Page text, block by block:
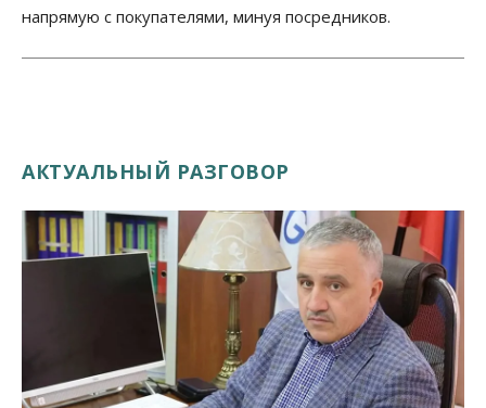
напрямую с покупателями, минуя посредников.
АКТУАЛЬНЫЙ РАЗГОВОР